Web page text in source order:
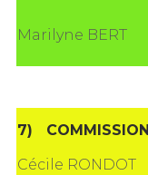
Marilyne BERT
7)
Cécile RONDOT